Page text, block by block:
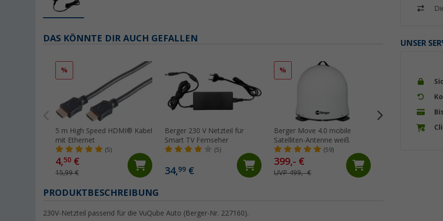
UNSER
DAS KÖNNTE DIR AUCH GEFALLEN
%
5 m High Speed HDMI® Kabel
mit Ethernet
(5)
4,50 €
15,99 €
Berger 230 V Netzteil für
Smart TV Fernseher
(5)
34,99 €
%
Berger Move 4.0 mobile
Satelliten-Antenne weiß
(59)
399,- €
UVP 499,- €
Berger
PRODUKTBESCHREIBUNG
230V-Netzteil passend für die VuQube Auto (Berger-Nr. 227160).